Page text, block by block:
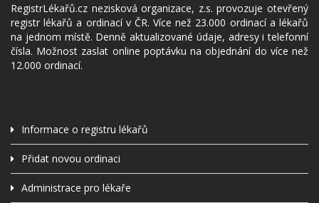
RegistrLékařů.cz nezisková organizace, z.s. provozuje otevřený
registr lékařů a ordinací v ČR. Více než 23.000 ordinací a lékařů
na jednom místě. Denně aktualizované údaje, adresy i telefonní
čísla. Možnost zaslat online poptávku na objednání do více než
12.000 ordinací.
Informace o registru lékařů
Přidat novou ordinaci
Administrace pro lékaře